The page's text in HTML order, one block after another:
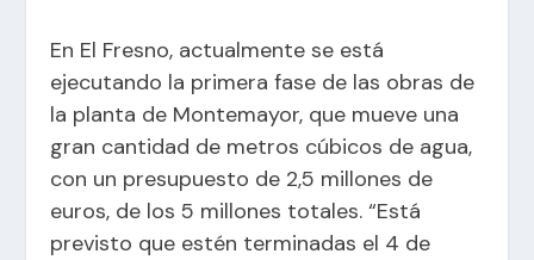
En El Fresno, actualmente se está
ejecutando la primera fase de las obras de
la planta de Montemayor, que mueve una
gran cantidad de metros cúbicos de agua,
con un presupuesto de 2,5 millones de
euros, de los 5 millones totales. “Está
previsto que estén terminadas el 4 de